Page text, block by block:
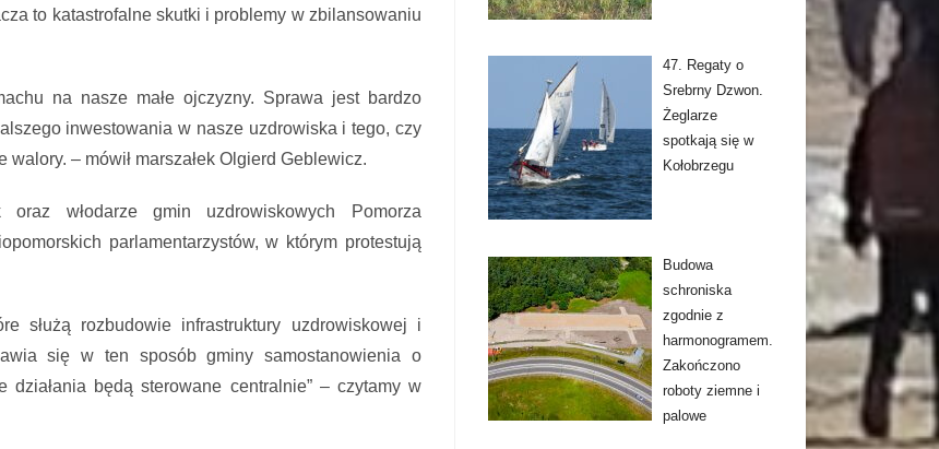
to katastrofalne skutki i problemy w zbilansowaniu
na nasze małe ojczyzny. Sprawa jest bardzo
inwestowania w nasze uzdrowiska i tego, czy
– mówił marszałek Olgierd Geblewicz.
oraz włodarze gmin uzdrowiskowych Pomorza
parlamentarzystów, w którym protestują
służą rozbudowie infrastruktury uzdrowiskowej i
się w ten sposób gminy samostanowienia o
działania będą sterowane centralnie” – czytamy w
47. Regaty o
Srebrny Dzwon.
Żeglarze
spotkają się w
Kołobrzegu
Budowa
schroniska
zgodnie z
harmonogramem.
Zakończono
roboty ziemne i
palowe